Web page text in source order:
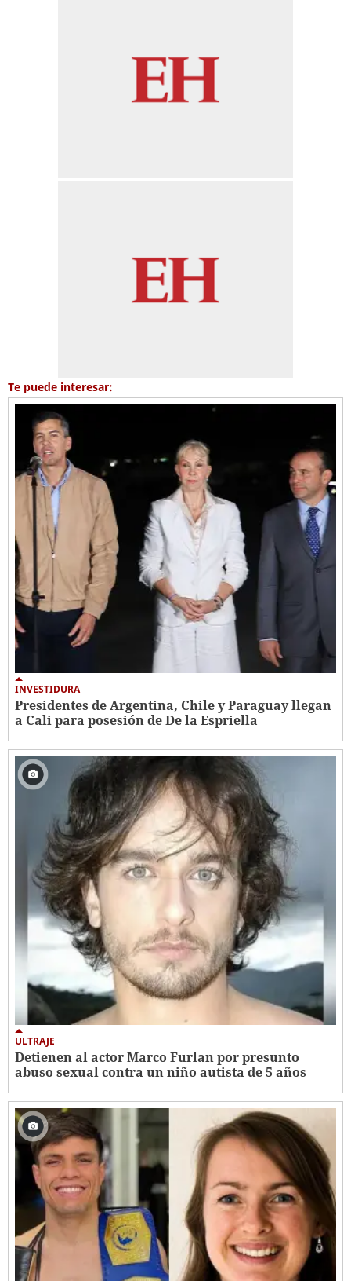
Te puede interesar:
INVESTIDURA
Presidentes de Argentina, Chile y Paraguay llegan
a Cali para posesión de De la Espriella
ULTRAJE
Detienen al actor Marco Furlan por presunto
abuso sexual contra un niño autista de 5 años